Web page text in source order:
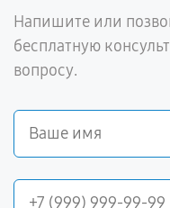
Напишите или
бесплатную
вопросу.